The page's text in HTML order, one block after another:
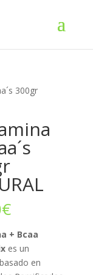
300gr
€
+ Bcaa
es un
en